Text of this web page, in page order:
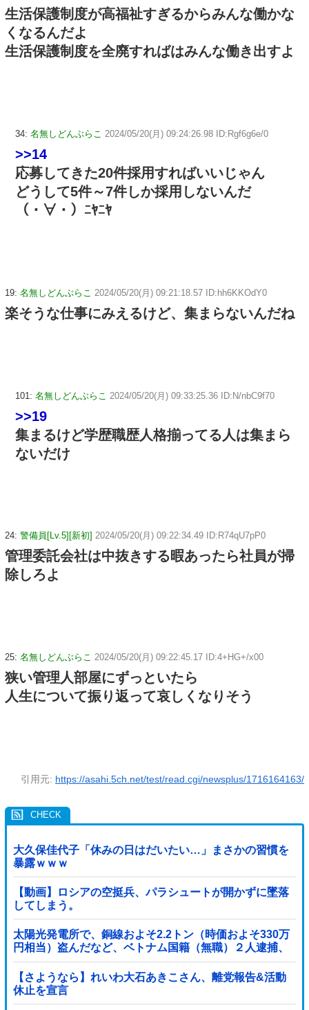
生活保護制度が高福祉すぎるからみんな働かな
くなるんだよ
生活保護制度を全廃すればはみんな働き出すよ
34: 名無しどんぶらこ 2024/05/20(月) 09:24:26.98 ID:Rgf6g6e/0
>>14
応募してきた20件採用すればいいじゃん
どうして5件～7件しか採用しないんだ
（・∀・）ﾆﾔﾆﾔ
19: 名無しどんぶらこ 2024/05/20(月) 09:21:18.57 ID:hh6KKOdY0
楽そうな仕事にみえるけど、集まらないんだね
101: 名無しどんぶらこ 2024/05/20(月) 09:33:25.36 ID:N/nbC9f70
>>19
集まるけど学歴職歴人格揃ってる人は集まら
ないだけ
24: 警備員[Lv.5][新初] 2024/05/20(月) 09:22:34.49 ID:R74qU7pP0
管理委託会社は中抜きする暇あったら社員が掃
除しろよ
25: 名無しどんぶらこ 2024/05/20(月) 09:22:45.17 ID:4+HG+/x00
狭い管理人部屋にずっといたら
人生について振り返って哀しくなりそう
引用元: https://asahi.5ch.net/test/read.cgi/newsplus/1716164163/
大久保佳代子「休みの日はだいたい…」まさかの習慣を
暴露ｗｗｗ
【動画】ロシアの空挺兵、パラシュートが開かずに墜落
してしまう。
太陽光発電所で、銅線およそ2.2トン（時価およそ330万
円相当）盗んだなど、ベトナム国籍（無職）２人逮捕、
盗まれた銅線の半分はすでに売却 富山で...
【さようなら】れいわ大石あきこさん、離党報告&活動
休止を宣言